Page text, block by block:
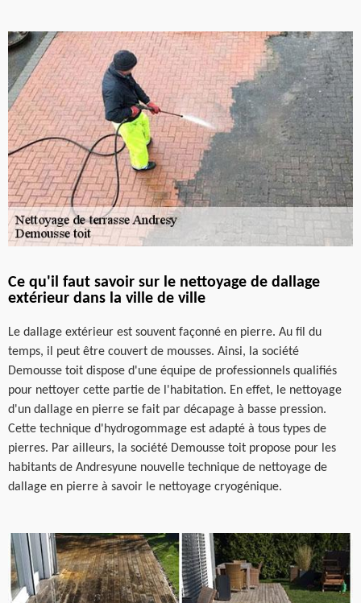
Ce qu'il faut savoir sur le nettoyage de dallage
extérieur dans la ville de ville
Le dallage extérieur est souvent façonné en pierre. Au fil du
temps, il peut être couvert de mousses. Ainsi, la société
Demousse toit dispose d'une équipe de professionnels qualifiés
pour nettoyer cette partie de l'habitation. En effet, le nettoyage
d'un dallage en pierre se fait par décapage à basse pression.
Cette technique d'hydrogommage est adapté à tous types de
pierres. Par ailleurs, la société Demousse toit propose pour les
habitants de Andresyune nouvelle technique de nettoyage de
dallage en pierre à savoir le nettoyage cryogénique.